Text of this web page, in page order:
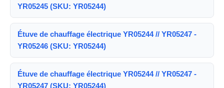
YR05245 (SKU: YR05244)
Étuve de chauffage électrique YR05244 // YR05247 -
YR05246 (SKU: YR05244)
Étuve de chauffage électrique YR05244 // YR05247 -
YR05247 (SKU: YR05244)